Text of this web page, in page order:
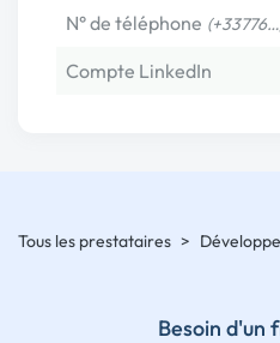
N° de téléphone
Compte LinkedIn
Tous les prestataires >
Besoin d'un